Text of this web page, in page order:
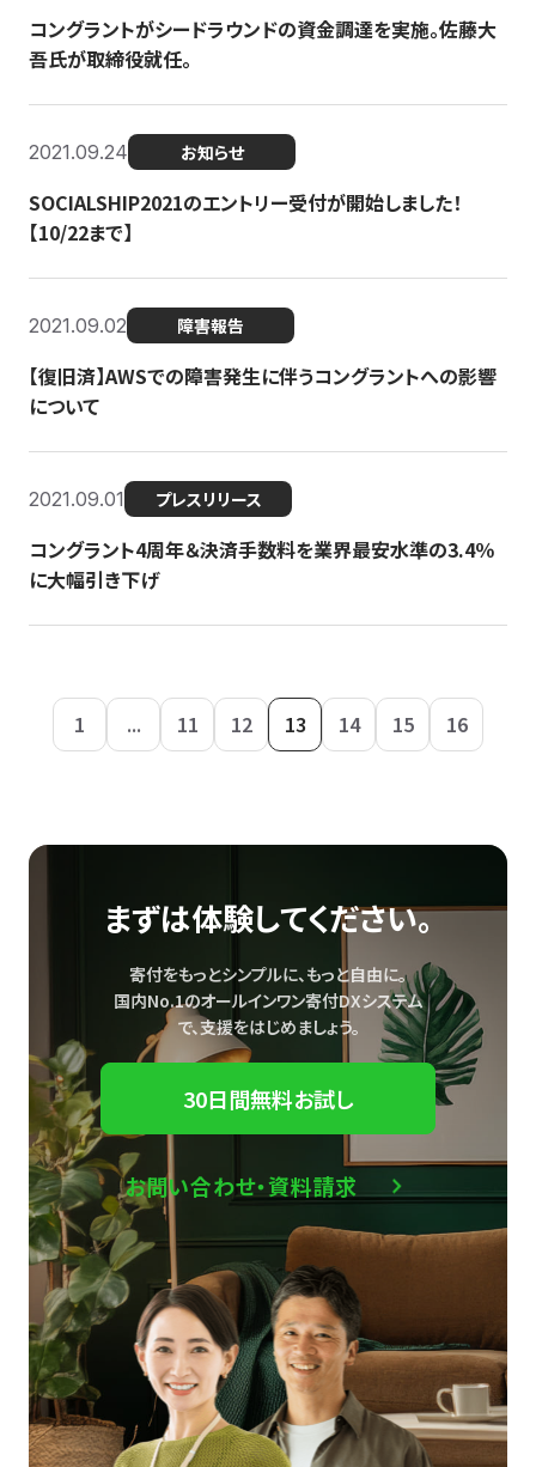
コングラントがシードラウンドの資金調達を実施。佐藤大
吾氏が取締役就任。
2021.09.24 お知らせ
SOCIALSHIP2021のエントリー受付が開始しました！
【10/22まで】
2021.09.02 障害報告
【復旧済】AWSでの障害発生に伴うコングラントへの影響
について
2021.09.01 プレスリリース
コングラント4周年＆決済手数料を業界最安水準の3.4％
に大幅引き下げ
1 ... 11 12 13 14 15 16
まずは体験してください。
寄付をもっとシンプルに、もっと自由に。
国内No.1のオールインワン寄付DXシステム
で、支援をはじめましょう。
30日間無料お試し
お問い合わせ・資料請求